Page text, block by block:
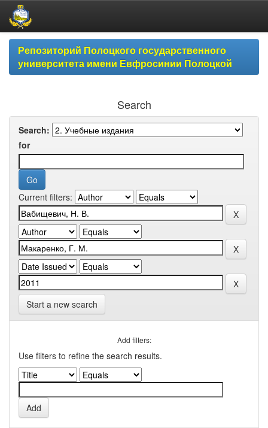
Skip
navigationРепозиторий Полоцкого государственного
университета имени Евфросинии Полоцкой
Search
Search:
for
Current filters:
Start a new search
Add filters:
Use filters to refine the search results.